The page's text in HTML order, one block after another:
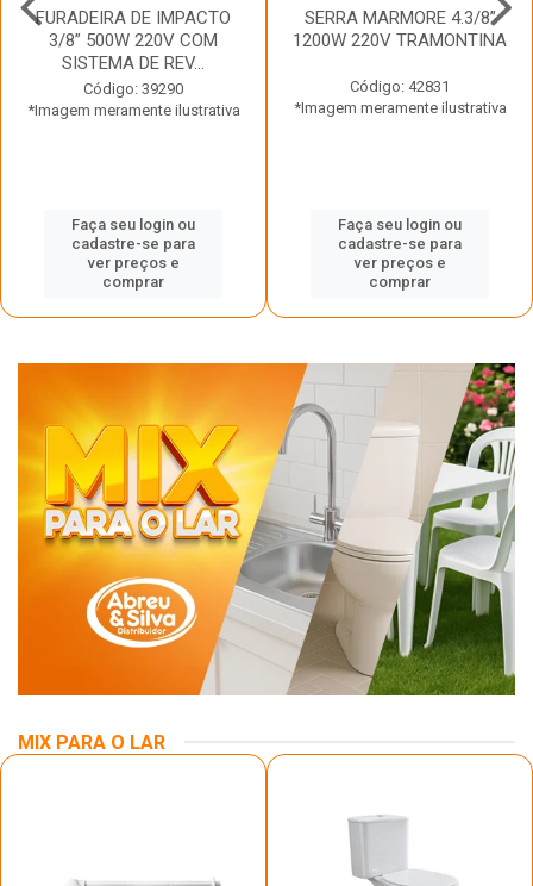
FURADEIRA DE IMPACTO
3/8” 500W 220V COM
SISTEMA DE REV...
Código: 39290
*Imagem meramente ilustrativa
Faça seu login ou
cadastre-se para
ver preços e
comprar
SERRA MARMORE 4.3/8”
1200W 220V TRAMONTINA
Código: 42831
*Imagem meramente ilustrativa
Faça seu login ou
cadastre-se para
ver preços e
comprar
MIX PARA O LAR